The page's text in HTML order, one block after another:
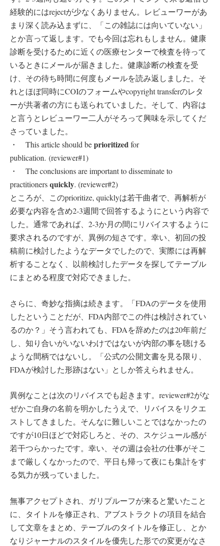
経験的にはrejectが少なくありません。レビューワーがあ
まり深く読み込まずに、「この雑誌には向いていない」
とか言って返します。でも今回は忘れもしません。健康
診断を受けるために近くの医療センターで検査を待って
いるときにメールが届きました。健康診断の検査を受
け、その待ち時間に何度もメールを読み返しました。そ
れとほぼ同時にCOIのフォームやcopyright transferのレタ
ーが共著者の方にも送られていました。そして、内容は
と言うとレビューワー二人がそろって興味を示してくだ
さっていました。
・ This article should beprioritizedfor
publication. (reviewer#1)
・ The conclusions are important to disseminate to
practitionersquickly. (reviewer#2)
ところが、このprioritize, quicklyは若干曲者で、再解析が
必要な内容を含め2-3週間で回答するようにという内容で
した。通常であれば、2-3か月の間にリバイスするように
要求されるのですが、異例の短さです。幸い、初回の投
稿前に検討したようなデータでしたので、実際には再解
析することなく、以前検討したデータを探してテーブル
にまとめる程度で対応できました。
さらに、奇妙な指摘は続きます。「FDAのデータを使用
したということだが、FDA内部でこの件は検討されてい
るのか？」そう言われても、FDAを辞めたのは20年前だ
し、知り合いがいないわけではないが内部の事を聴ける
ような間柄ではないし。「公式の公開文書を見る限り、
FDAが検討した形跡はない」としか答えられません。
異例なことは次のリバイスでも起きます。reviewer#2がな
ぜかご自身の名前を明かしたうえで、リバイスをリクエ
ストしてきました。そんなに難しいことではなかったの
ですが10日ほどで対応しろと、その、スケジュール感が
若干つらかったです。幸い、その週は会社の仕事がそこ
まで厳しくなかったので、平日も帰って夜にも集計をす
る気力が残っていました。
無事アクセプトされ、ガリプルーフが来ると驚いたこと
に、タイトルを修正され、アブストラクトの項目を結合
して文章をまとめ、テーブルのタイトルを修正し、とか
なりジャーナルのスタイルを優先した形での変更がなさ